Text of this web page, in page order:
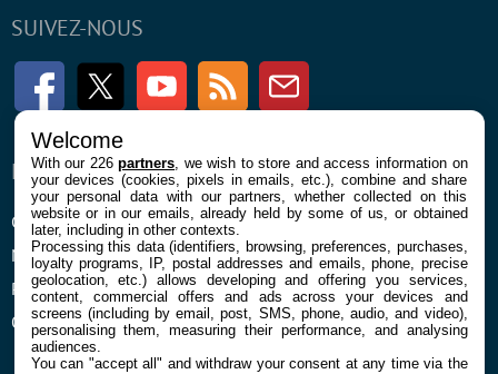
SUIVEZ-NOUS
FacebookTwitter Youtube RSS Newsletter
ENTREPRISE
Confidentialité et Cookies
Mentions légales et CGU
Préférences Cookies
Qui sommes nous
À PROPOS
Contact
Welcome
With our 226partners , we wish to store and access information on
your devices (cookies, pixels in emails, etc.), combine and share
your personal data with our partners, whether collected on this
website or in our emails, already held by some of us, or obtained
later, including in other contexts.
Processing this data (identifiers, browsing, preferences, purchases,
loyalty programs, IP, postal addresses and emails, phone, precise
geolocation, etc.) allows developing and offering you services,
content, commercial offers and ads across your devices and
screens (including by email, post, SMS, phone, audio, and video),
personalising them, measuring their performance, and analysing
audiences.
You can "accept all" and withdraw your consent at any time via the